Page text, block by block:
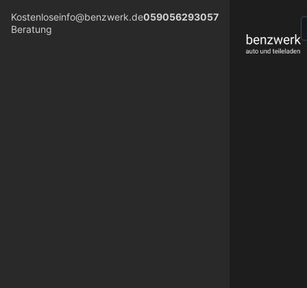
Kostenlose
Beratung
info@benzwerk.de059056293057